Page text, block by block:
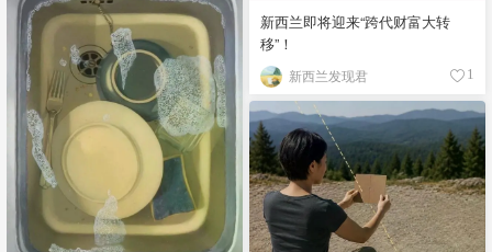
新西兰即将迎来“跨代财富大转
移”！
新西兰发现君 1